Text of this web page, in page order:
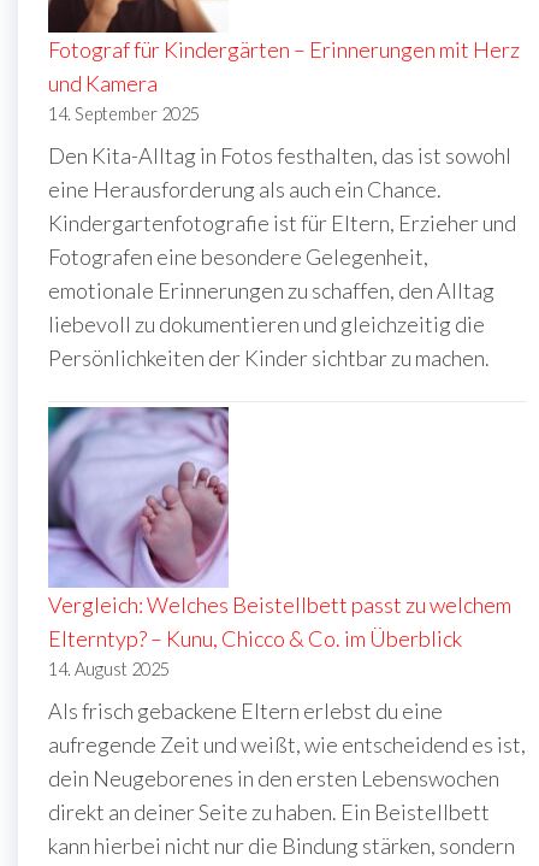
Fotograf für Kindergärten – Erinnerungen mit Herz
und Kamera
14. September 2025
Den Kita-Alltag in Fotos festhalten, das ist sowohl
eine Herausforderung als auch ein Chance.
Kindergartenfotografie ist für Eltern, Erzieher und
Fotografen eine besondere Gelegenheit,
emotionale Erinnerungen zu schaffen, den Alltag
liebevoll zu dokumentieren und gleichzeitig die
Persönlichkeiten der Kinder sichtbar zu machen.
Vergleich: Welches Beistellbett passt zu welchem
Elterntyp? – Kunu, Chicco & Co. im Überblick
14. August 2025
Als frisch gebackene Eltern erlebst du eine
aufregende Zeit und weißt, wie entscheidend es ist,
dein Neugeborenes in den ersten Lebenswochen
direkt an deiner Seite zu haben. Ein Beistellbett
kann hierbei nicht nur die Bindung stärken, sondern